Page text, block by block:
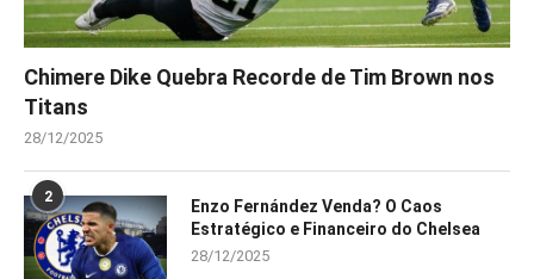
Chimere Dike Quebra Recorde de Tim Brown nos
Titans
28/12/2025
2
Enzo Fernández Venda? O Caos
Estratégico e Financeiro do Chelsea
28/12/2025